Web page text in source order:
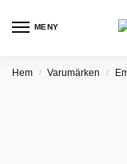
MENY
Hem / Varumärken /